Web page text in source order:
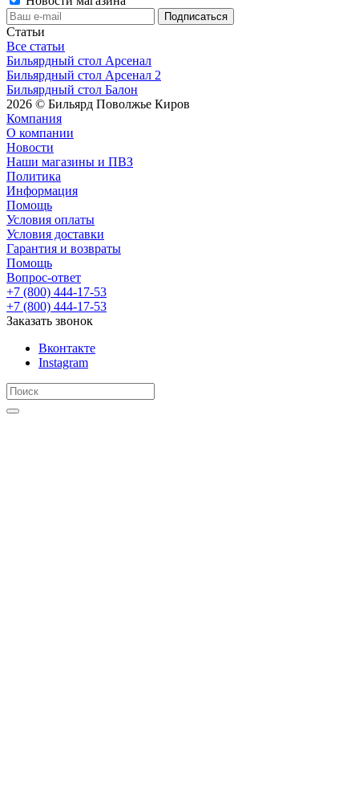
Статьи
Все статьи
Бильярдный стол Арсенал
Бильярдный стол Арсенал 2
Бильярдный стол Балон
2026 © Бильярд Поволжье Киров
Компания
О компании
Новости
Наши магазины и ПВЗ
Политика
Информация
Помощь
Условия оплаты
Условия доставки
Гарантия и возвраты
Помощь
Вопрос-ответ
+7 (800) 444-17-53
+7 (800) 444-17-53
Заказать звонок
Вконтакте
Instagram